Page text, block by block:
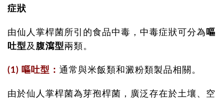
症狀
由仙人掌桿菌所引的食品中毒，中毒症狀可分為嘔
吐型及 腹瀉型兩類。
(1) 嘔吐型： 通常與米飯類和澱粉類製品相關。
由於仙人掌桿菌為芽孢桿菌，廣泛存在於土壤、空